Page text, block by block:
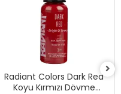
Radiant Colors Dark Red
Koyu Kırmızı Dövme